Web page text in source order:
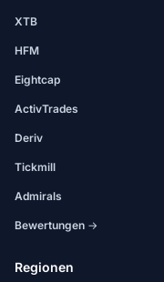
XTB
HFM
Eightcap
ActivTrades
Deriv
Tickmill
Admirals
Bewertungen →
Regionen